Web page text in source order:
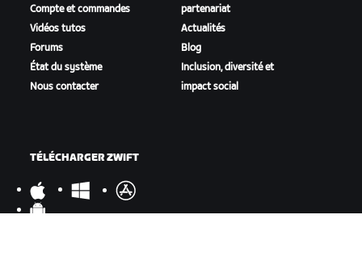
Compte et commandes
Vidéos tutos
Forums
État du système
Nous contacter
partenariat
Actualités
Blog
Inclusion, diversité et
impact social
TÉLÉCHARGER ZWIFT